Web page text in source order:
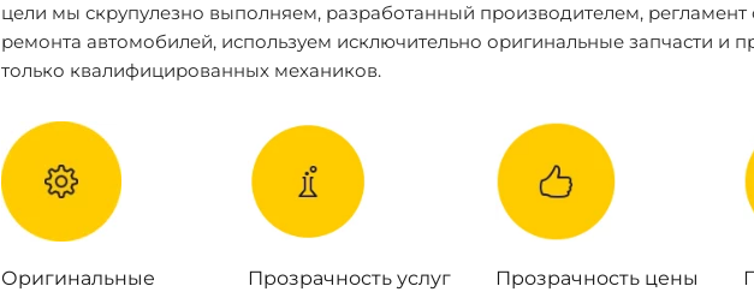
цели мы скрупулезно выполняем, разработанный производителем, регламент
ремонта автомобилей, используем исключительно оригинальные запчасти и
только квалифицированных механиков.
Оригинальные
Прозрачность услуг Прозрачность цены